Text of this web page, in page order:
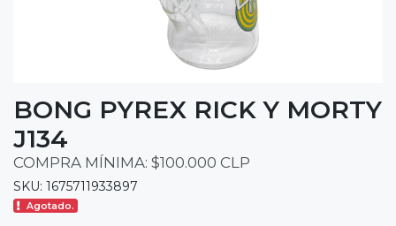
BONG PYREX RICK Y MORTY
J134
COMPRA MÍNIMA: $100.000 CLP
SKU: 1675711933897
Agotado.